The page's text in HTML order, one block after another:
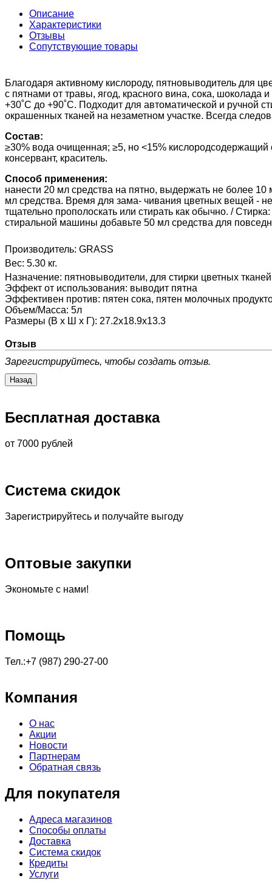
Описание
Характеристики
Отзывы
Сопутствующие товары
Благодаря активному кислороду, пятновыводитель для
с пятнами от травы, ягод, красного вина, сока,
+30˚C до +90˚C. Подходит для автоматической и ручной
окрашенных тканей на незаметном участке. Всегда
Состав:
≥30% вода очищенная; ≥5, но <15%
консервант, краситель.
Способ применения:
нанести 20 мл средства на пятно, выдержать не более
мл средства. Время для зама- чивания цветных вещей -
тщательно прополоскать или стирать как обычно. /
стиральной машины добавьте 50 мл средства для
Производитель: GRASS
Вес: 5.30 кг.
Назначение: пятновыводители, для стирки цветных
Эффект от использования: выводит пятна
Эффективен против: пятен сока, пятен молочных
Объем/Масса: 5л
Размеры (В х Ш х Г): 27.2x18.9x13.3
Отзыв
Зарегистрируйтесь, чтобы создать отзыв.
Бесплатная доставка
от 7000 рублей
Система скидок
Зарегистрируйтесь и получайте выгоду
Оптовые закупки
Экономьте с нами!
Помощь
Тел.:+7 (987) 290-27-00
Компания
О нас
Акции
Новости
Партнерам
Обратная связь
Для покупателя
Адреса магазинов
Способы оплаты
Доставка
Система скидок
Кредиты
Услуги